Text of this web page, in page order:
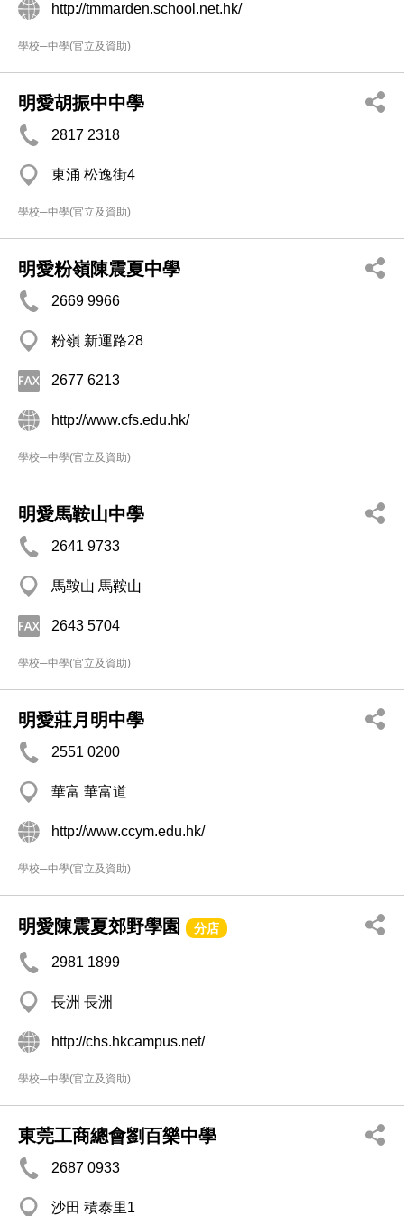
http://tmmarden.school.net.hk/
學校─中學(官立及資助)
明愛胡振中中學
2817 2318
東涌 松逸街4
學校─中學(官立及資助)
明愛粉嶺陳震夏中學
2669 9966
粉嶺 新運路28
2677 6213
http://www.cfs.edu.hk/
學校─中學(官立及資助)
明愛馬鞍山中學
2641 9733
馬鞍山 馬鞍山
2643 5704
學校─中學(官立及資助)
明愛莊月明中學
2551 0200
華富 華富道
http://www.ccym.edu.hk/
學校─中學(官立及資助)
明愛陳震夏郊野學園 分店
2981 1899
長洲 長洲
http://chs.hkcampus.net/
學校─中學(官立及資助)
東莞工商總會劉百樂中學
2687 0933
沙田 積泰里1